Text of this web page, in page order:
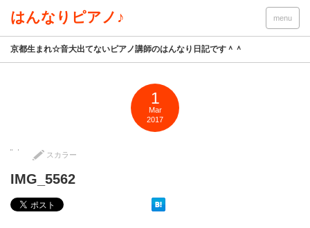
はんなりピアノ♪ menu
京都生まれ☆音大出てないピアノ講師のはんなり日記です＾＾
1
Mar
2017
スカラー
IMG_5562